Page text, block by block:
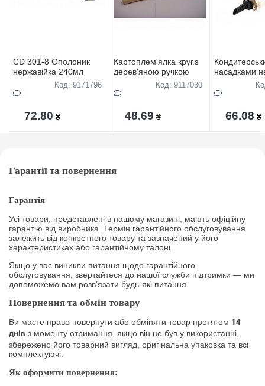
CD 301-8 Ополоник
нержавійка 240мл
Код: 9171796
72.80 ₴
Картоплем'ялка круг.з
дерев'яною ручкою
Код: 9117030
48.69 ₴
насадками
66.08 ₴
Гарантії та повернення
Гарантія
Усі товари, представлені в нашому магазині, мають офіційну
гарантію від виробника. Термін гарантійного обслуговування
залежить від конкретного товару та зазначений у його
характеристиках або гарантійному талоні.
Якщо у вас виникли питання щодо гарантійного
обслуговування, звертайтеся до нашої служби підтримки — ми
допоможемо вам розв’язати будь-які питання.
Повернення та обмін товару
Ви маєте право повернути або обміняти товар протягом 14
днів з моменту отримання, якщо він не був у використанні,
збережено його товарний вигляд, оригінальна упаковка та всі
комплектуючі.
Як оформити повернення: